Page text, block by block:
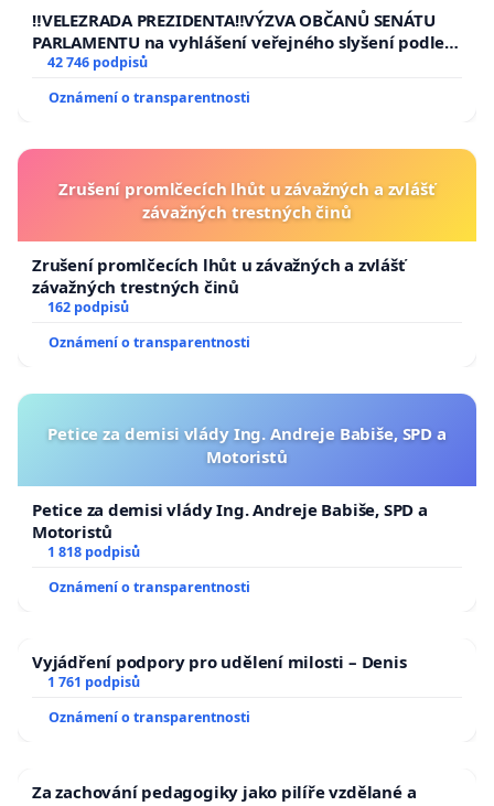
republiky
‼️VELEZRADA PREZIDENTA‼️VÝZVA OBČANŮ SENÁTU
PARLAMENTU na vyhlášení veřejného slyšení podle §
144 jednacího řádu Senátu k návrhu na přijetí
republiky
42 746 podpisů
Oznámení o transparentnosti
Zrušení promlčecích lhůt u závažných a zvlášť
závažných trestných činů
Zrušení promlčecích lhůt u závažných a zvlášť
závažných trestných činů
162 podpisů
Oznámení o transparentnosti
Petice za demisi vlády Ing. Andreje Babiše, SPD a
Motoristů
Petice za demisi vlády Ing. Andreje Babiše, SPD a
Motoristů
1 818 podpisů
Oznámení o transparentnosti
Vyjádření podpory pro udělení milosti – Denis
1 761 podpisů
Oznámení o transparentnosti
Za zachování pedagogiky jako pilíře vzdělané a